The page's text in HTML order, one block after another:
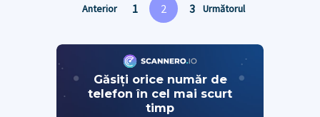
Anterior 1 2 3 Următorul
Găsiți orice număr de
telefon în cel mai scurt
timp